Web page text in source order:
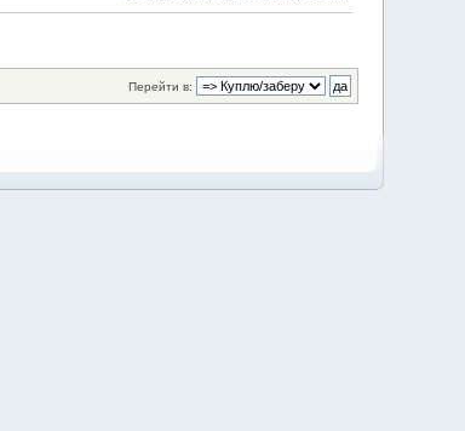
Перейти в: